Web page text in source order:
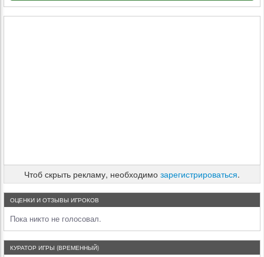
Чтоб скрыть рекламу, необходимо зарегистрироваться.
ОЦЕНКИ И ОТЗЫВЫ ИГРОКОВ
Пока никто не голосовал.
КУРАТОР ИГРЫ (ВРЕМЕННЫЙ)